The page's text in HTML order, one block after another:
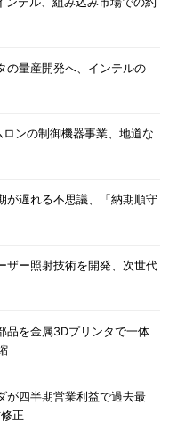
の量産開発へ、インテルの
ロンの制御機器事業、地道な
が遅れる不思議、「納期順守
ザー照射技術を開発、次世代
品を金属3Dプリンタで一体
が四半期営業利益で過去最
正